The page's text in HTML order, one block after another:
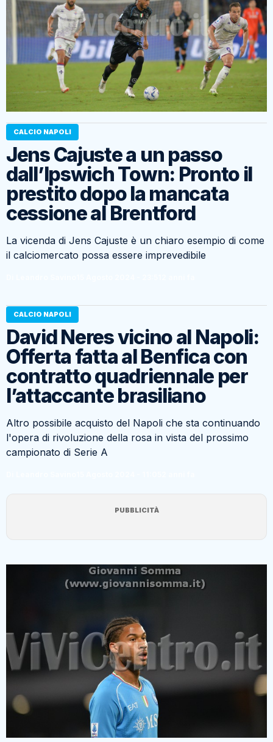
CALCIO NAPOLI
Jens Cajuste a un passo
dall’Ipswich Town: Pronto il
prestito dopo la mancata
cessione al Brentford
La vicenda di Jens Cajuste è un chiaro esempio di come
il calciomercato possa essere imprevedibile
CALCIO NAPOLI
David Neres vicino al Napoli:
Offerta fatta al Benfica con
contratto quadriennale per
l’attaccante brasiliano
Altro possibile acquisto del Napoli che sta continuando
l'opera di rivoluzione della rosa in vista del prossimo
campionato di Serie A
PUBBLICITÀ